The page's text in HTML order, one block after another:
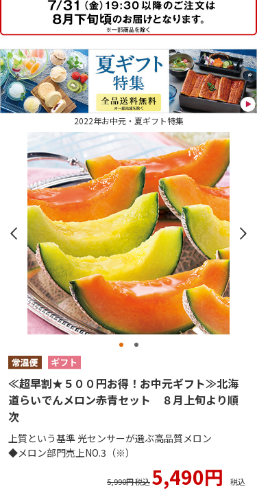
2022年お中元・夏ギフト特集
≪超早割★５００円お得！お中元ギフト≫北海
道らいでんメロン赤青セット ８月上旬より順
次
上質という基準 光センサーが選ぶ高品質メロン
◆メロン部門売上NO.3（※）
5,990円 税込5,490円 税込